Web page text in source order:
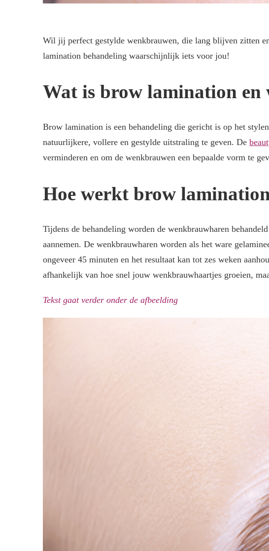
Wil jij perfect gestylde wenkbrauwen, die lang blijven zitten
lamination behandeling waarschijnlijk iets voor jou!
Wat is brow lamination en
Brow lamination is een behandeling die gericht is op het
natuurlijkere, vollere en gestylde uitstraling te geven. De
verminderen en om de wenkbrauwen een bepaalde vorm te
Hoe werkt brow
Tijdens de behandeling worden de wenkbrauwharen
aannemen. De wenkbrauwharen worden als het ware
ongeveer 45 minuten en het resultaat kan tot zes weken
afhankelijk van hoe snel jouw wenkbrauwhaartjes groeien,
Tekst gaat verder onder de afbeelding